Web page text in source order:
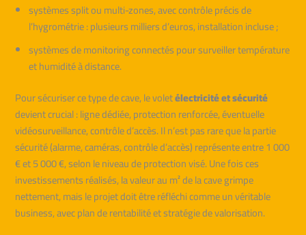
systèmes split ou multi-zones, avec contrôle précis de
l’hygrométrie : plusieurs milliers d’euros, installation incluse ;
systèmes de monitoring connectés pour surveiller température
et humidité à distance.
Pour sécuriser ce type de cave, le voletélectricité et sécurité
devient crucial : ligne dédiée, protection renforcée, éventuelle
vidéosurveillance, contrôle d’accès. Il n’est pas rare que la partie
sécurité (alarme, caméras, contrôle d’accès) représente entre 1 000
€ et 5 000 €, selon le niveau de protection visé. Une fois ces
investissements réalisés, la valeur au m² de la cave grimpe
nettement, mais le projet doit être réfléchi comme un véritable
business, avec plan de rentabilité et stratégie de valorisation.